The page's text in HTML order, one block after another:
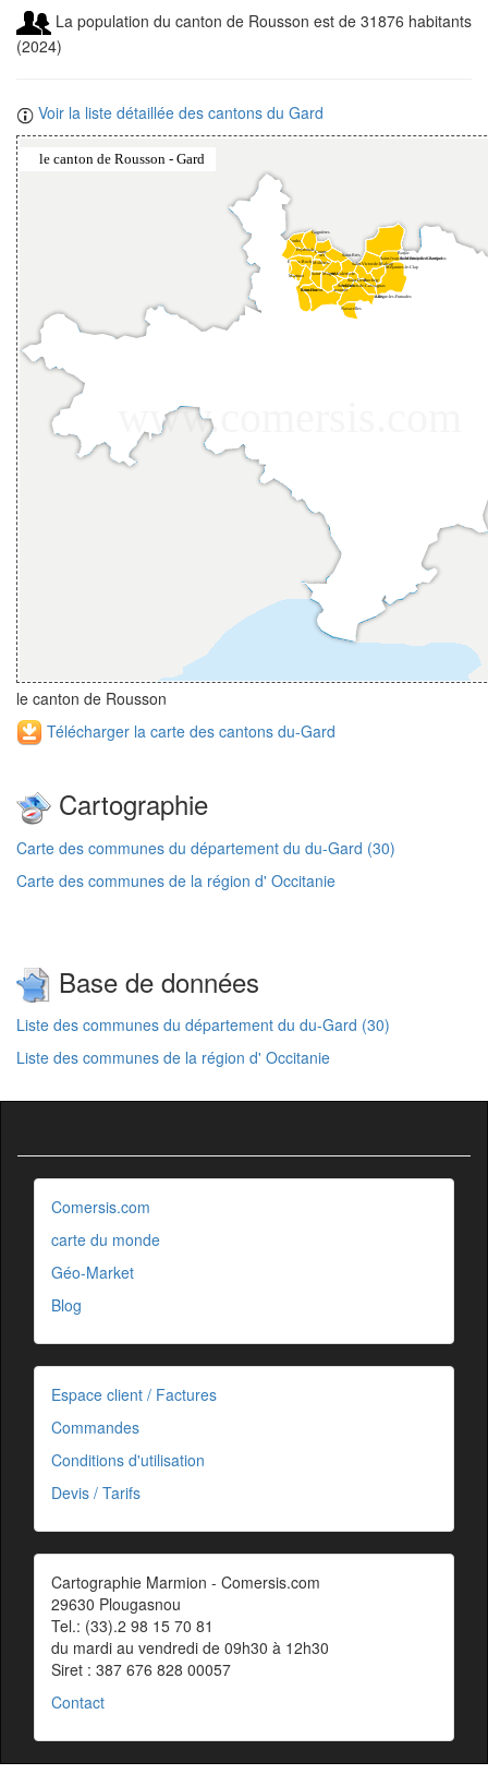
La population du canton de Rousson est de 31876 habitants
(2024)
Voir la liste détaillée des cantons du Gard
le canton de Rousson
Télécharger la carte des cantons du-Gard
Cartographie
Carte des communes du département du du-Gard (30)
Carte des communes de la région d' Occitanie
Base de données
Liste des communes du département du du-Gard (30)
Liste des communes de la région d' Occitanie
Comersis.com
carte du monde
Géo-Market
Blog
Espace client / Factures
Commandes
Conditions d'utilisation
Devis / Tarifs
Cartographie Marmion - Comersis.com
29630 Plougasnou
Tel.: (33).2 98 15 70 81
du mardi au vendredi de 09h30 à 12h30
Siret : 387 676 828 00057
Contact